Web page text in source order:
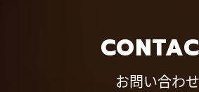
お問い合わせ